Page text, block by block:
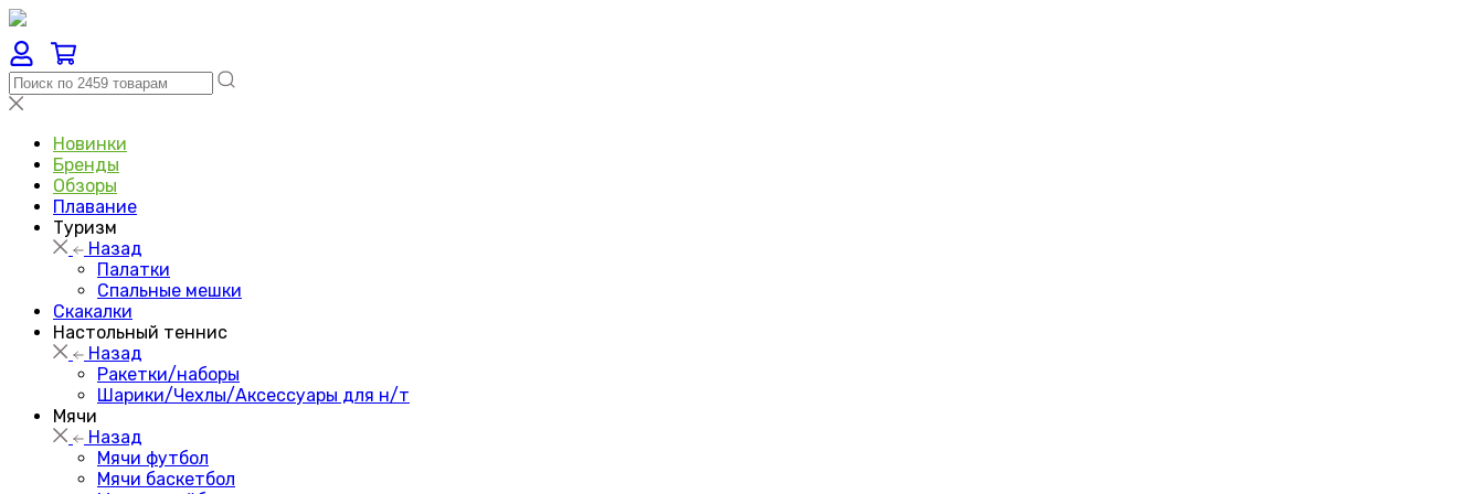
Новинки
Бренды
Обзоры
Плавание
Туризм
Назад
Палатки
Спальные мешки
Скакалки
Настольный теннис
Назад
Ракетки/наборы
Шарики/Чехлы/Аксессуары для н/т
Мячи
Назад
Мячи футбол
Мячи баскетбол